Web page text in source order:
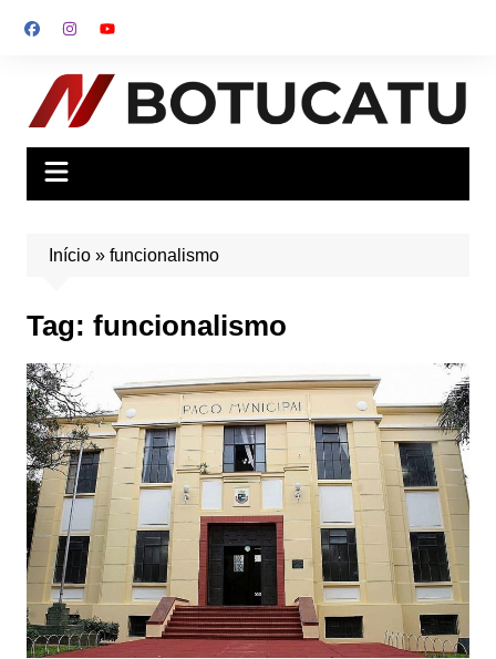
para
conteúdo
Início» funcionalismo
Tag: funcionalismo